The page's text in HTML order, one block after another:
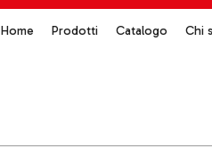
Home Prodotti Catalogo Chi